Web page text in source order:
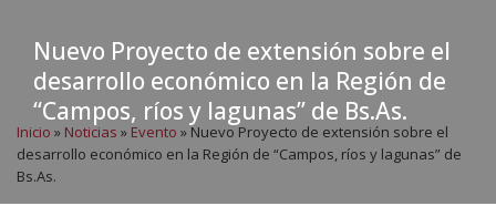
Nuevo Proyecto de extensión sobre el
desarrollo económico en la Región de
“Campos, ríos y lagunas” de Bs.As.
Inicio » Noticias » Evento »Nuevo Proyecto de extensión sobre el
desarrollo económico en la Región de “Campos, ríos y lagunas” de
Bs.As.